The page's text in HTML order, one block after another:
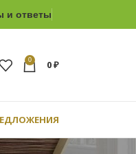
и ответы
0 0₽